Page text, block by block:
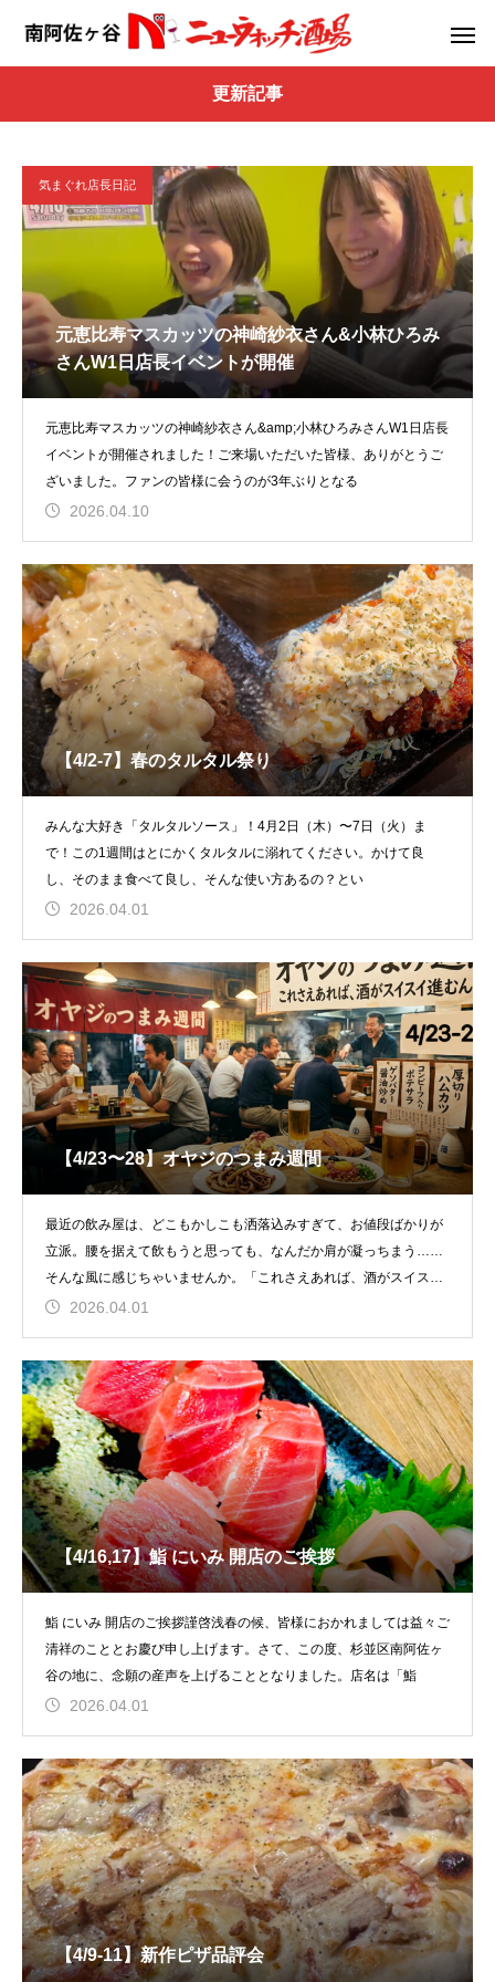
更新記事
気まぐれ店長日記
元恵比寿マスカッツの神崎紗衣さん&小林ひろみ
さんW1日店長イベントが開催
元恵比寿マスカッツの神崎紗衣さん&amp;小林ひろみさんW1日店長
イベントが開催されました！ご来場いただいた皆様、ありがとうご
ざいました。ファンの皆様に会うのが3年ぶりとなる
2026.04.10
【4/2-7】春のタルタル祭り
みんな大好き「タルタルソース」！4月2日（木）〜7日（火）ま
で！この1週間はとにかくタルタルに溺れてください。かけて良
し、そのまま食べて良し、そんな使い方あるの？とい
2026.04.01
【4/23〜28】オヤジのつまみ週間
最近の飲み屋は、どこもかしこも洒落込みすぎて、お値段ばかりが
立派。腰を据えて飲もうと思っても、なんだか肩が凝っちまう……
そんな風に感じちゃいませんか。「これさえあれば、酒がスイスイ
進むんだよ
2026.04.01
【4/16,17】鮨 にいみ 開店のご挨拶
鮨 にいみ 開店のご挨拶謹啓浅春の候、皆様におかれましては益々ご
清祥のこととお慶び申し上げます。さて、この度、杉並区南阿佐ヶ
谷の地に、念願の産声を上げることとなりました。店名は「鮨
2026.04.01
【4/9-11】新作ピザ品評会